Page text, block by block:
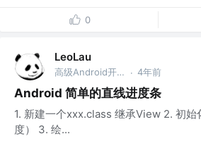
0
LeoLau
高级Android开发 @乾立享信息咨询（深圳）有限公司 · 4年前
Android 简单的直线进度条
1. 新建一个xxx.class 继承View 2. 初始
度） 3. 绘...